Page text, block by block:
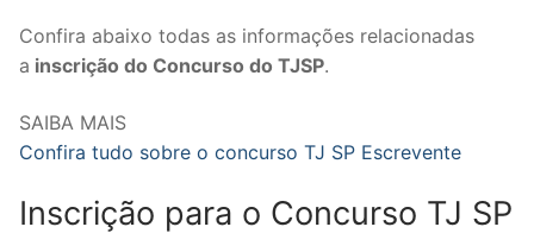
Confira abaixo todas as informações relacionadas
a inscrição do Concurso do TJSP.
SAIBA MAIS
Confira tudo sobre o concurso TJ SP Escrevente
Inscrição para o Concurso TJ SP